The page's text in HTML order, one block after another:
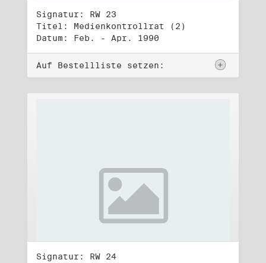
Signatur: RW 23
Titel: Medienkontrollrat (2)
Datum: Feb. - Apr. 1990
Auf Bestellliste setzen:
Signatur: RW 24